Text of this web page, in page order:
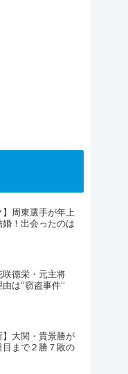
】周東選手が年上
！出会ったのは
咲徳栄・元主将
は‘‘窃盗事件‘‘
】大関・貴景勝が
まで２勝７敗の